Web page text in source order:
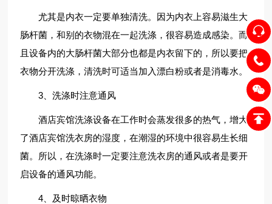
尤其是内衣一定要单独清洗。因为内衣上容易滋生大
肠杆菌，和别的衣物混在一起洗涤，很容易造成感染。而
且设备内的大肠杆菌大部分也都是内衣留下的，所以要把
衣物分开洗涤，清洗时可适当加入漂白粉或者是消毒水。
3、洗涤时注意通风
酒店宾馆洗涤设备在工作时会蒸发很多的热气，增大
了酒店宾馆洗衣房的湿度，在潮湿的环境中很容易生长细
菌。所以，在洗涤时一定要注意洗衣房的通风或者是要开
启设备的通风功能。
4、及时晾晒衣物